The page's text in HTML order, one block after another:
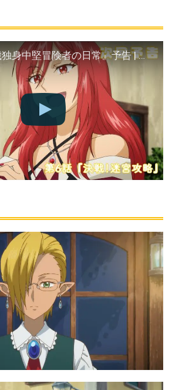
TVアニメ『29歳独身中堅冒険者の日常』予告 | 第6話 『決戦！迷宮攻略』